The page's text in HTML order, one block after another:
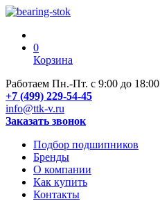
0
Корзина
Работаем Пн.-Пт. с 9:00 до 18:00
+7 (499) 229-54-45
info@ttk-v.ru
Заказать звонок
Подбор подшипников
Бренды
О компании
Как купить
Контакты